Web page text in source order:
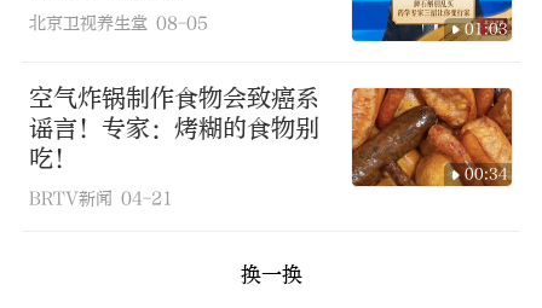
北京卫视养生堂 08-05 01:03
空气炸锅制作食物会致癌系
谣言！专家：烤糊的食物别
吃！
BRTV新闻 04-21
00:34
换一换